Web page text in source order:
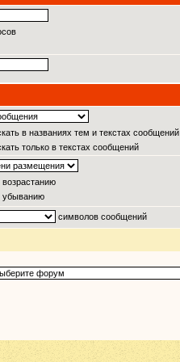
в названиях тем и текстах сообщений
только в текстах сообщений
символов сообщений